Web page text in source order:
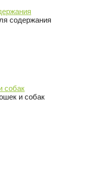
содержания
собак
и собак